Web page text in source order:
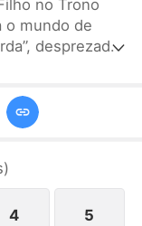
no Trono
o mundo de
desprezada
pacifica
filho assume o
solta.
)
4 5